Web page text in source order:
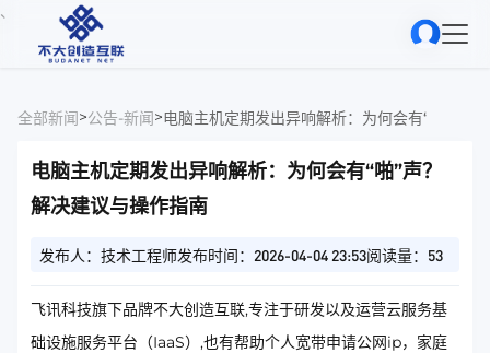
、
全部新闻>公告-新闻>电脑主机定期发出异响解析：为何会有“啪”声
电脑主机定期发出异响解析：为何会有“啪”声？
解决建议与操作指南
发布人：技术工程师发布时间：2026-04-04 23:53阅读量：53
飞讯科技旗下品牌不大创造互联,专注于研发以及运营云服务基
础设施服务平台（IaaS）,也有帮助个人宽带申请公网ip，家庭